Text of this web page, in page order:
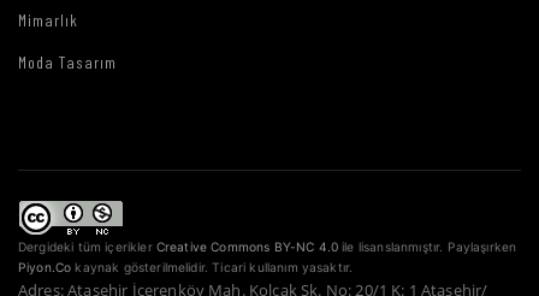
Mimarlık
Moda Tasarım
Dergideki tüm içerikler Creative Commons BY-NC 4.0 ile lisanslanmıştır. Paylaşırken
Piyon.Co kaynak gösterilmelidir. Ticari kullanım yasaktır.
Adres: Ataşehir İçerenköy Mah. Kolçak Sk. No: 20/1 K: 1 Ataşehir/